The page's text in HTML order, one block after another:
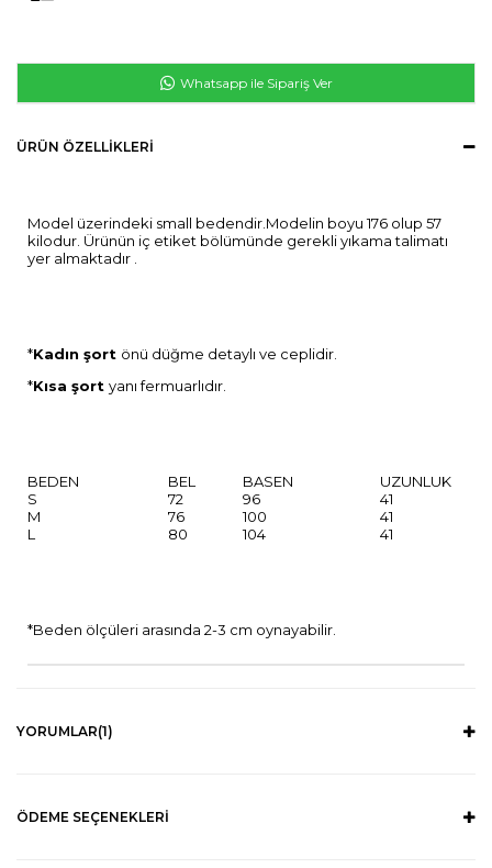
Whatsapp ile Sipariş Ver
ÜRÜN ÖZELLIKLERI
Model üzerindeki small bedendir.Modelin boyu 176 olup 57
kilodur. Ürünün iç etiket bölümünde gerekli yıkama talimatı
yer almaktadır .
*Kadın şort önü düğme detaylı ve ceplidir.
*Kısa şort yanı fermuarlıdır.
BEDEN BEL BASEN
UZUNLUK
S
72 96
41
M
76 100
41
L
80 104 41
*Beden ölçüleri arasında 2-3 cm oynayabilir.
YORUMLAR(1)
ÖDEME SEÇENEKLERI